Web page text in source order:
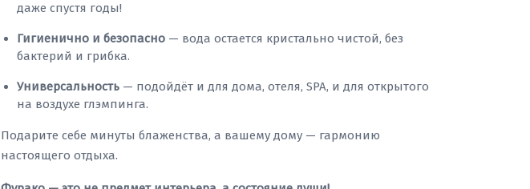
даже спустя годы!
Гигиенично и безопасно — вода остается кристально чистой, без
бактерий и грибка.
Универсальность — подойдёт и для дома, отеля, SPA, и для открытого
на воздухе глэмпинга.
Подарите себе минуты блаженства, а вашему дому — гармонию
настоящего отдыха.